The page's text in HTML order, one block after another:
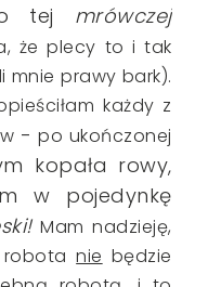
tej mrówczej
że plecy to i tak
mnie prawy bark).
każdy z
- po ukończonej
kopała rowy,
w pojedynkę
Mam nadzieję,
robotanie będzie